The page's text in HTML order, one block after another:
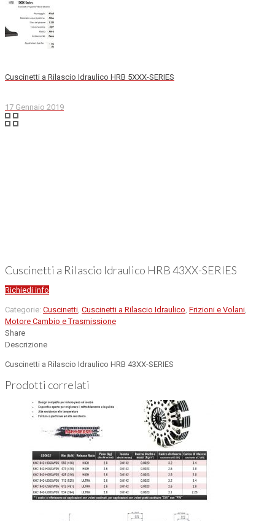
Cuscinetti a Rilascio Idraulico HRB 5XXX-SERIES
17 Gennaio 2019
Cuscinetti a Rilascio Idraulico HRB 43XX-SERIES
Richiedi info
Categorie: Cuscinetti Cuscinetti a Rilascio Idraulico Frizioni e Volani
Motore Cambio e Trasmissione
Share
Descrizione
Cuscinetti a Rilascio Idraulico HRB 43XX-SERIES
Prodotti correlati